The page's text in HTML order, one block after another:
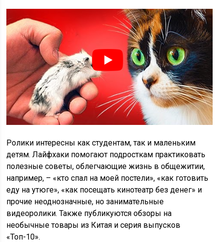
Ролики интересны как студентам, так и маленьким
детям. Лайфхаки помогают подросткам практиковать
полезные советы, облегчающие жизнь в общежитии,
например, – «кто спал на моей постели», «как готовить
еду на утюге», «как посещать кинотеатр без денег» и
прочие неоднозначные, но занимательные
видеоролики. Также публикуются обзоры на
необычные товары из Китая и серия выпусков
«Топ-10».